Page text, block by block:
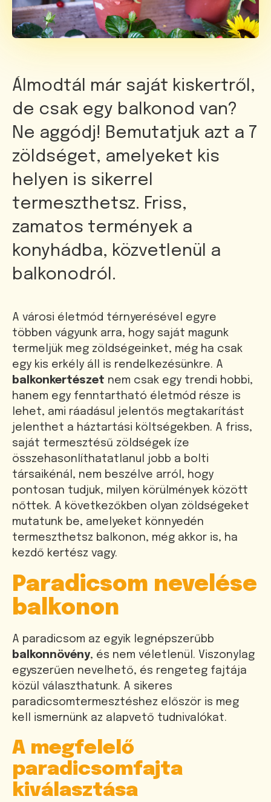
Álmodtál már saját kiskertről,
de csak egy balkonod van?
Ne aggódj! Bemutatjuk azt a 7
zöldséget, amelyeket kis
helyen is sikerrel
termeszthetsz. Friss,
zamatos termények a
konyhádba, közvetlenül a
balkonodról.
A városi életmód térnyerésével egyre
többen vágyunk arra, hogy saját magunk
termeljük meg zöldségeinket, még ha csak
egy kis erkély áll is rendelkezésünkre. A
balkonkertészet nem csak egy trendi hobbi,
hanem egy fenntartható életmód része is
lehet, ami ráadásul jelentős megtakarítást
jelenthet a háztartási költségekben. A friss,
saját termesztésű zöldségek íze
összehasonlíthatatlanul jobb a bolti
társaikénál, nem beszélve arról, hogy
pontosan tudjuk, milyen körülmények között
nőttek. A következőkben olyan zöldségeket
mutatunk be, amelyeket könnyedén
termeszthetsz balkonon, még akkor is, ha
kezdő kertész vagy.
Paradicsom nevelése
balkonon
A paradicsom az egyik legnépszerűbb
balkonnövény, és nem véletlenül. Viszonylag
egyszerűen nevelhető, és rengeteg fajtája
közül választhatunk. A sikeres
paradicsomtermesztéshez először is meg
kell ismernünk az alapvető tudnivalókat.
A megfelelő
paradicsomfajta
kiválasztása